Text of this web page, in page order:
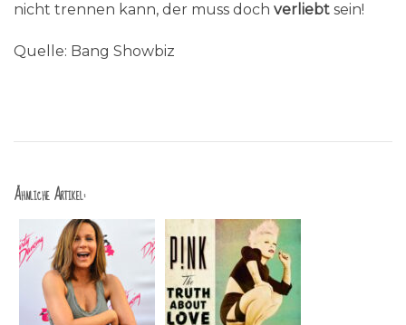
nicht trennen kann, der muss doch verliebt sein!
Quelle: Bang Showbiz
Ähnliche Artikel: